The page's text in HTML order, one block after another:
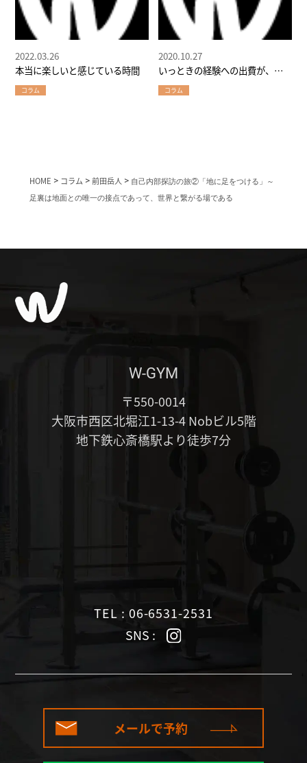
本当に楽しいと感じている時間
2022.03.26
コラム
いっときの経験への出費が、末
永く続く確かな満足感へ！
2020.10.27
コラム
HOME > コラム >前田岳人 > 自己内部探訪の旅②「地に足をつける」～
足裏は地面との唯一の接点であって、世界と繋がる場である
W-GYM
〒550-0014
大阪市西区北堀江1-13-4 Nobビル5階
地下鉄心斎橋駅より徒歩7分
TEL : 06-6531-2531
SNS :
メールで予約